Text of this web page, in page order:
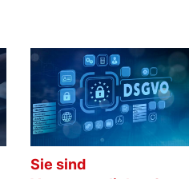
Sie sind